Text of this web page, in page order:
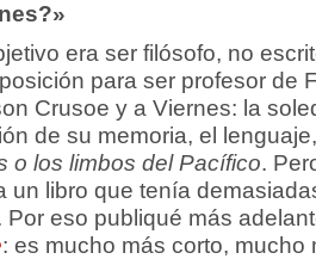
era ser filósofo, no
para ser profesor de
Crusoe y a Viernes: la
de su memoria, el
o los limbos del Pacífico.
un libro que tenía
Por eso publiqué más
: es mucho más corto, mucho